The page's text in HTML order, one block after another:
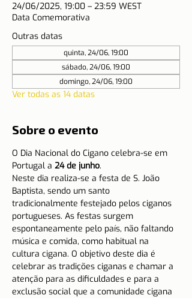
24/06/2025, 19:00 – 23:59 WEST
Data Comemorativa
Outras datas
quinta, 24/06, 19:00
sábado, 24/06, 19:00
domingo, 24/06, 19:00
Ver todas as 14 datas
Sobre o evento
O Dia Nacional do Cigano celebra-se em
Portugal a 24 de junho.
Neste dia realiza-se a festa de S. João
Baptista, sendo um santo
tradicionalmente festejado pelos ciganos
portugueses. As festas surgem
espontaneamente pelo país, não faltando
música e comida, como habitual na
cultura cigana. O objetivo deste dia é
celebrar as tradições ciganas e chamar a
atenção para as dificuldades e para a
exclusão social que a comunidade cigana